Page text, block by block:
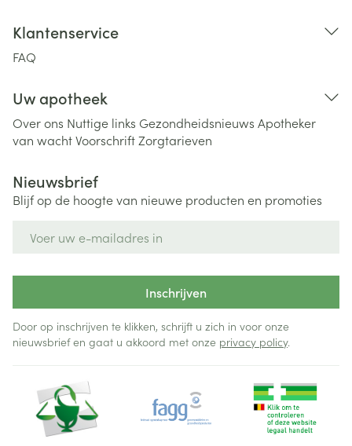
Klantenservice
FAQ
Uw apotheek
Over ons Nuttige links Gezondheidsnieuws Apotheker
van wachtVoorschriftZorgtarieven
Nieuwsbrief
Blijf op de hoogte van nieuwe producten en promoties
Inschrijven
Door op inschrijven te klikken, schrijft u zich in voor onze
nieuwsbrief en gaat u akkoord met onze privacy policy.